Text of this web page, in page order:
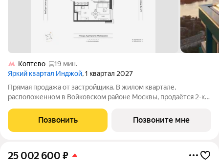
Коптево
19 мин.
Яркий квартал Инджой, 1 квартал 2027
Прямая продажа от застройщика. В жилом квартале,
расположенном в Войковском районе Москвы, продаётся 2-к
расположена на 30 этаже 33-этажного дома, корпус 1, в жилом
квартале бизнес-класса Инджой.
Позвонить Позвоните мне
25 002 600 ₽